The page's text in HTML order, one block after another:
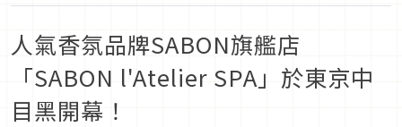
人氣香氛品牌SABON旗艦店
「SABON l'Atelier SPA」於東京中
目黑開幕！